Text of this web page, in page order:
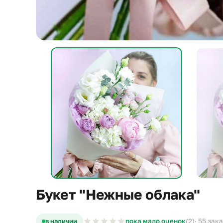
Букет "Нежные облака"
в наличии пока мало оценок(2)· 55